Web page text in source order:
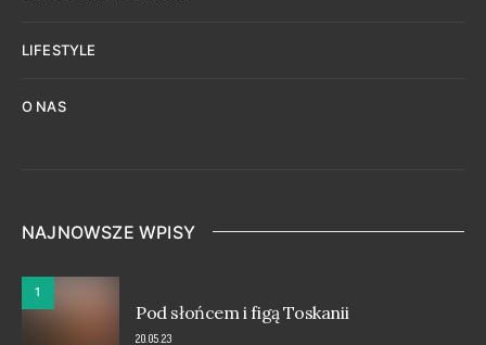
LIFESTYLE
O NAS
NAJNOWSZE WPISY
1
Pod słońcem i figą Toskanii
20.05.23